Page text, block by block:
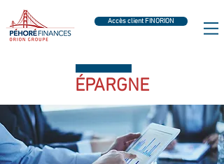
Accès client FINORION
ÉPARGNE